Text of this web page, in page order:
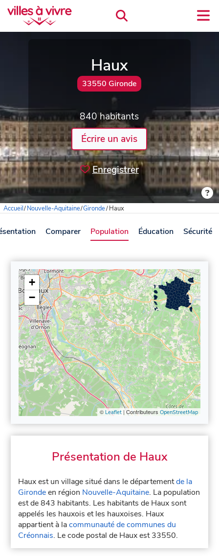
Haux
33550 Gironde
840 habitants
Écrire un avis
Enregistrer
Accueil/Nouvelle-Aquitaine/Gironde/Haux
Comparer Population Éducation Sécurité
+
−
© Leaflet| Contributeurs OpenStreetMap
Présentation de Haux
Haux est un village situé dans le départementde la
Girondeen région Nouvelle-Aquitaine. La population
est de 843 habitants. Les habitants de Haux sont
appelés les hauxois et les hauxoises. Haux
appartient à lacommunauté de communes du
Créonnais. Le code postal de Haux est 33550.